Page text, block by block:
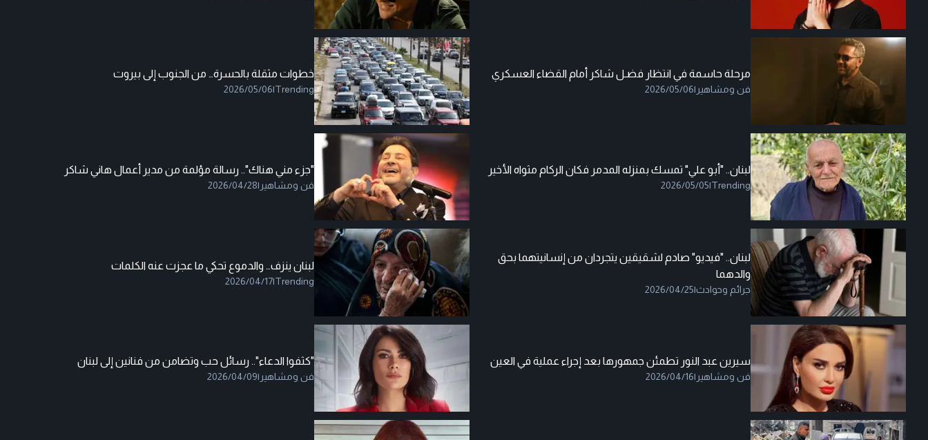
مرحلة حاسمة في انتظار فضـل شاكر أمام القضاء العسكري
فن ومشاهير |
2026/05/06
خطوات مثقلة بالحسرة… من الجنوب إلى بيروت
Trending
|
2026/05/06
لبنان.. "أبو علي" تمسك بمنزله المدمر فكان الركام مثواه الأخير
Trending
|
2026/05/05
"جزء مني هناك".. رسالة مؤلمة من مدير أعمال هاني شاكر
فن ومشاهير |
2026/04/28
لبنان.. "فيديو" صادم لشقيقين يتجردان من إنسانيتهما بحق
والدهما
جرائم وحوادث|
2026/04/25
لبنان ينزف… والدموع تحكي ما عجزت عنه الكلمات
Trending
|
2026/04/17
سيرين عبد النور تطمئن جمهورها بعد إجراء عملية في العين
فن ومشاهير |
2026/04/16
"كثفوا الدعاء".. رسائل حب وتضامن من فنانين إلى لبنان
فن ومشاهير |
2026/04/09